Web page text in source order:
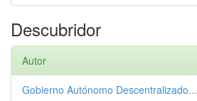
Descubridor
Autor
Gobierno Autónomo Descentralizado...